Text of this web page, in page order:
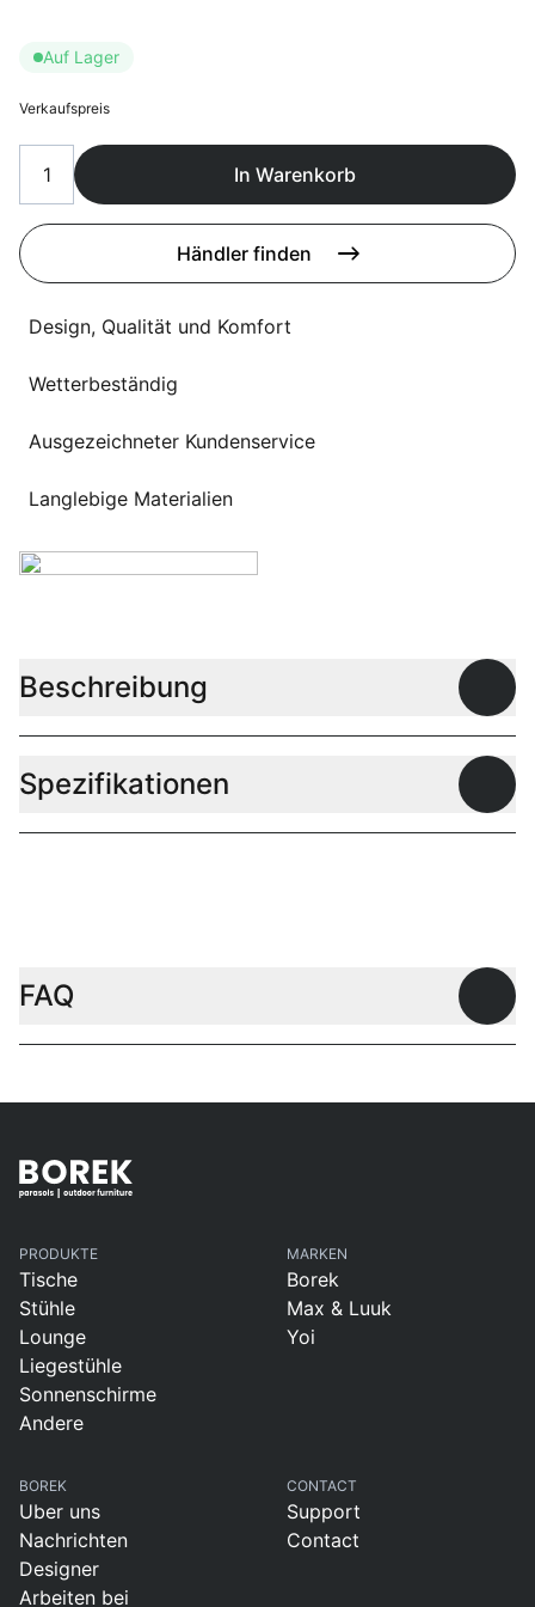
Auf Lager
Verkaufspreis
In Warenkorb
Händler finden
Design, Qualität und Komfort
Wetterbeständig
Ausgezeichneter Kundenservice
Langlebige Materialien
Beschreibung
Spezifikationen
FAQ
PRODUKTE
Tische
Stühle
Lounge
Liegestühle
Sonnenschirme
Andere
MARKEN
Borek
Max & Luuk
Yoi
BOREK
Uber uns
Nachrichten
Designer
Arbeiten bei
CONTACT
Support
Contact